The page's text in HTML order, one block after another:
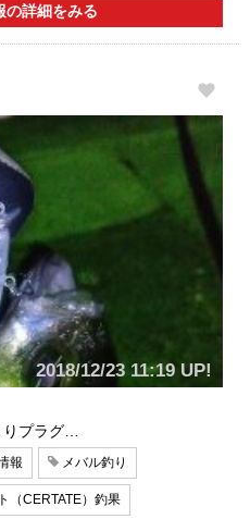
の詳細をみる
2018/12/23 11:19 UP!
プラグ…
報 メバル釣り
（CERTATE）釣果